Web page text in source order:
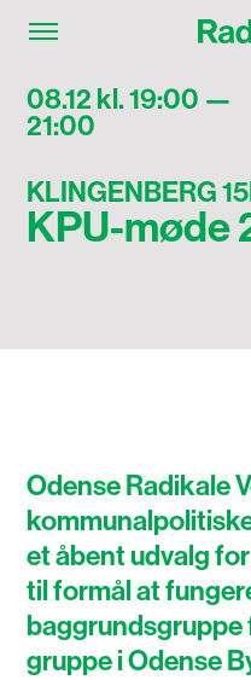
08.12 kl. 19:00 —
21:00
KLINGENBERG
KPU-møde
Odense Radikale
et åbent udvalg
til formål at
gruppe i Odense